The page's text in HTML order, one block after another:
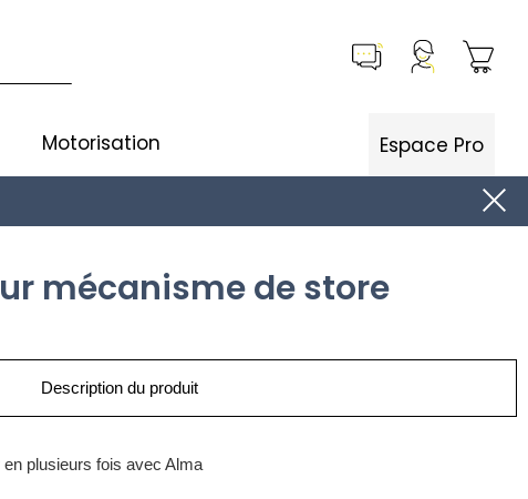
Motorisation Espace Pro
mécanisme de store
Description du produit
en plusieurs fois avec Alma